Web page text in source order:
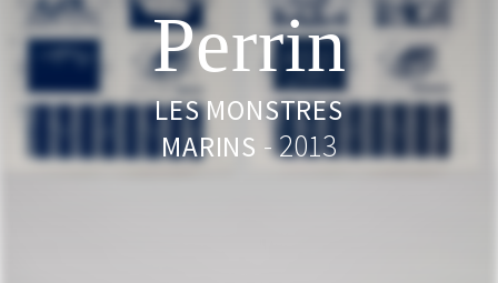
Modulab
Actualités
Perrin
LES MONSTRES
MARINS - 2013